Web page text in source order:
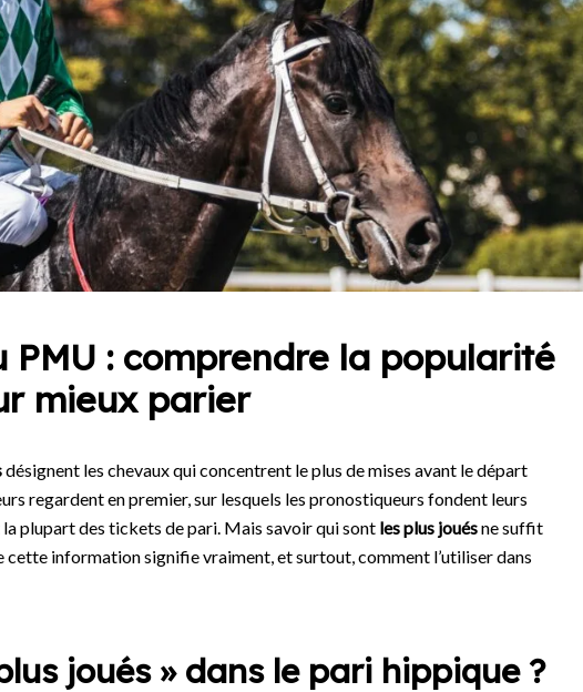
PMU : comprendre la popularité
mieux parier
désignent les chevaux qui concentrent le plus de mises avant le départ
regardent en premier, sur lesquels les pronostiqueurs fondent leurs
la plupart des tickets de pari. Mais savoir qui sont les plus jouésne suffit
cette information signifie vraiment, et surtout, comment l’utiliser dans
joués » dans le pari hippique ?